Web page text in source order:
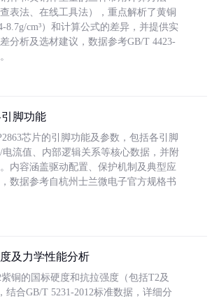
查表法、在线工具法），重点解析了黄铜
8.7g/cm³）和计算公式的差异，并提供实
分析及选材建议，数据参考GB/T 4423-
脚功能
芯片的引脚功能及参数，包括各引脚
电流值、内部逻辑关系等核心数据，并附
内容涵盖驱动配置、保护机制及典型应
数据参考自杭州士兰微电子官方规格书
及力学性能分析
铜的国标硬度和抗拉强度（包括T2及
结合GB/T 5231-2012标准数据，详细分